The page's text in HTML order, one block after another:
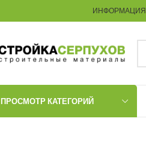
ИНФОРМАЦИЯ
ПРОСМОТР КАТЕГОРИЙ